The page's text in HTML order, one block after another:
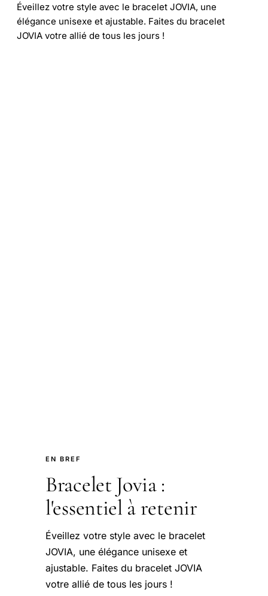
Éveillez votre style avec le bracelet JOVIA, une
élégance unisexe et ajustable. Faites du bracelet
JOVIA votre allié de tous les jours !
EN BREF
Bracelet Jovia :
l'essentiel à retenir
Éveillez votre style avec le bracelet
JOVIA, une élégance unisexe et
ajustable. Faites du bracelet JOVIA
votre allié de tous les jours !